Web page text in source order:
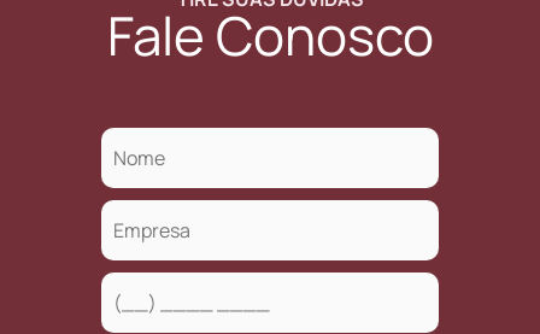
Fale Conosco